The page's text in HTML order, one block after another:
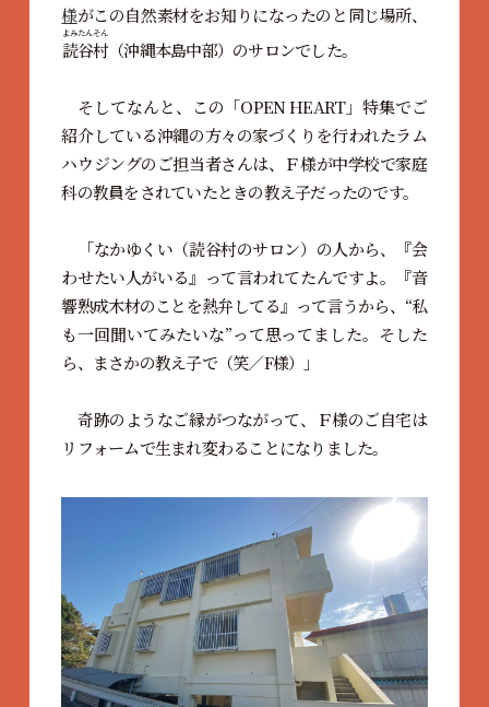
様がこの自然素材をお知りになったのと同じ場所、
読谷村
よみたんそん
（沖縄本島中部）のサロンでした。
そしてなんと、この「OPEN HEART」特集でご
紹介している沖縄の方々の家づくりを行われたラム
ハウジングのご担当者さんは、Ｆ様が中学校で家庭
科の教員をされていたときの教え子だったのです。
「なかゆくい（読谷村のサロン）の人から、『会
わせたい人がいる』って言われてたんですよ。『音
響熟成木材のことを熱弁してる』って言うから、“私
も一回聞いてみたいな”って思ってました。そした
ら、まさかの教え子で（笑／F様）」
奇跡のようなご縁がつながって、Ｆ様のご自宅は
リフォームで生まれ変わることになりました。